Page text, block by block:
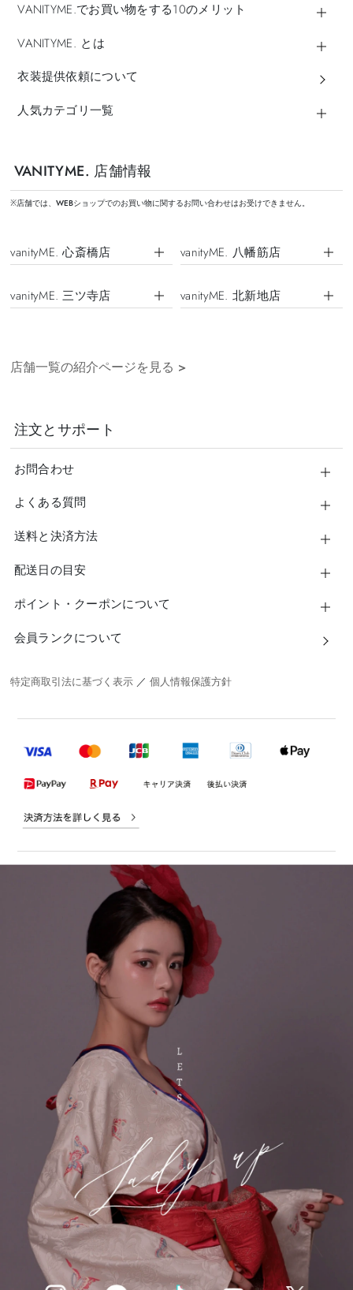
VANITYME.でお買い物をする10のメリット
VANITYME. とは
衣装提供依頼について
人気カテゴリ一覧
VANITYME. 店舗情報
※店舗では、WEBショップでのお買い物に関するお問い合わせはお受けできません。
vanityME. 心斎橋店 vanityME. 八幡筋店
vanityME. 三ツ寺店 vanityME. 北新地店
店舗一覧の紹介ページを見る >
注文とサポート
お問合わせ
よくある質問
送料と決済方法
配送日の目安
ポイント・クーポンについて
会員ランクについて
特定商取引法に基づく表示 ／個人情報保護方針